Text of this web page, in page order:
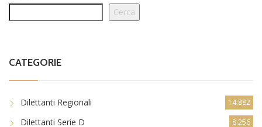
Cerca
CATEGORIE
Dilettanti Regionali 14.882
Dilettanti Serie D 8.256